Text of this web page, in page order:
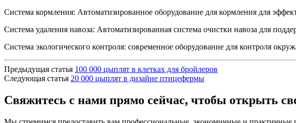
Система кормления: Автоматизированное оборудование для кормления для
Система удаления навоза: Автоматизированная система очистки навоза для
Система экологического контроля: современное оборудование для контроля
Предыдущая статья 100 000 цыплят в клетках для бройлеров
Следующая статья 20 000 цыплят в дизайне птицефермы
Свяжитесь с нами прямо сейчас, чтобы открыть